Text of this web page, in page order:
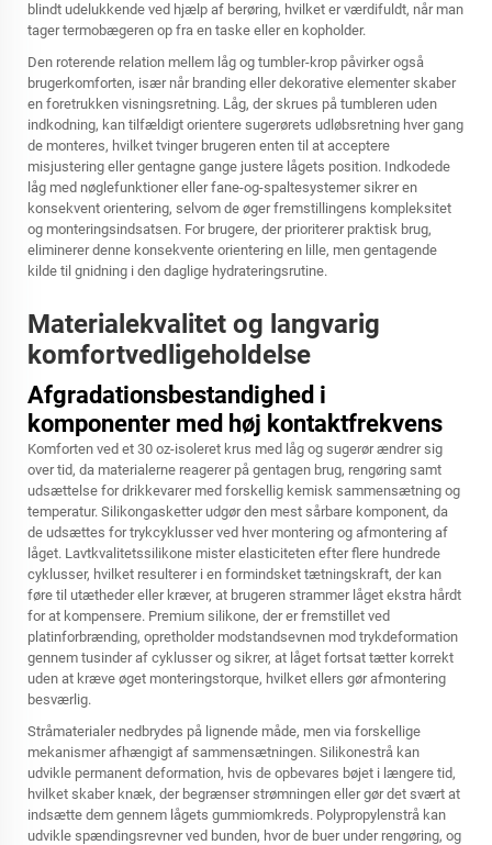
blindt udelukkende ved hjælp af berøring, hvilket er værdifuldt, når man
tager termobægeren op fra en taske eller en kopholder.
Den roterende relation mellem låg og tumbler-krop påvirker også
brugerkomforten, især når branding eller dekorative elementer skaber
en foretrukken visningsretning. Låg, der skrues på tumbleren uden
indkodning, kan tilfældigt orientere sugerørets udløbsretning hver gang
de monteres, hvilket tvinger brugeren enten til at acceptere
misjustering eller gentagne gange justere lågets position. Indkodede
låg med nøglefunktioner eller fane-og-spaltesystemer sikrer en
konsekvent orientering, selvom de øger fremstillingens kompleksitet
og monteringsindsatsen. For brugere, der prioriterer praktisk brug,
eliminerer denne konsekvente orientering en lille, men gentagende
kilde til gnidning i den daglige hydrateringsrutine.
Materialekvalitet og langvarig
komfortvedligeholdelse
Afgradationsbestandighed i
komponenter med høj kontaktfrekvens
Komforten ved et 30 oz-isoleret krus med låg og sugerør ændrer sig
over tid, da materialerne reagerer på gentagen brug, rengøring samt
udsættelse for drikkevarer med forskellig kemisk sammensætning og
temperatur. Silikongasketter udgør den mest sårbare komponent, da
de udsættes for trykcyklusser ved hver montering og afmontering af
låget. Lavtkvalitetssilikone mister elasticiteten efter flere hundrede
cyklusser, hvilket resulterer i en formindsket tætningskraft, der kan
føre til utætheder eller kræver, at brugeren strammer låget ekstra hårdt
for at kompensere. Premium silikone, der er fremstillet ved
platinforbrænding, opretholder modstandsevnen mod trykdeformation
gennem tusinder af cyklusser og sikrer, at låget fortsat tætter korrekt
uden at kræve øget monteringstorque, hvilket ellers gør afmontering
besværlig.
Stråmaterialer nedbrydes på lignende måde, men via forskellige
mekanismer afhængigt af sammensætningen. Silikonestrå kan
udvikle permanent deformation, hvis de opbevares bøjet i længere tid,
hvilket skaber knæk, der begrænser strømningen eller gør det svært at
indsætte dem gennem lågets gummiomkreds. Polypropylenstrå kan
udvikle spændingsrevner ved bunden, hvor de buer under rengøring, og